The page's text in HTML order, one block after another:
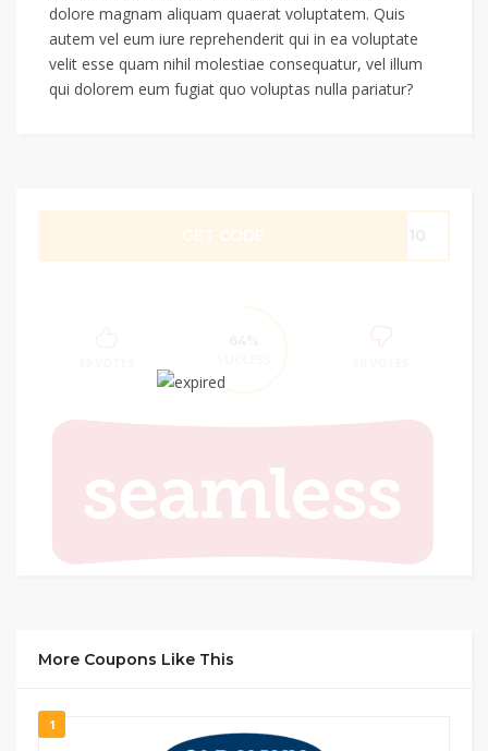
dolore magnam aliquam quaerat voluptatem. Quis
autem vel eum iure reprehenderit qui in ea voluptate
velit esse quam nihil molestiae consequatur, vel illum
qui dolorem eum fugiat quo voluptas nulla pariatur?
More Coupons Like This
1